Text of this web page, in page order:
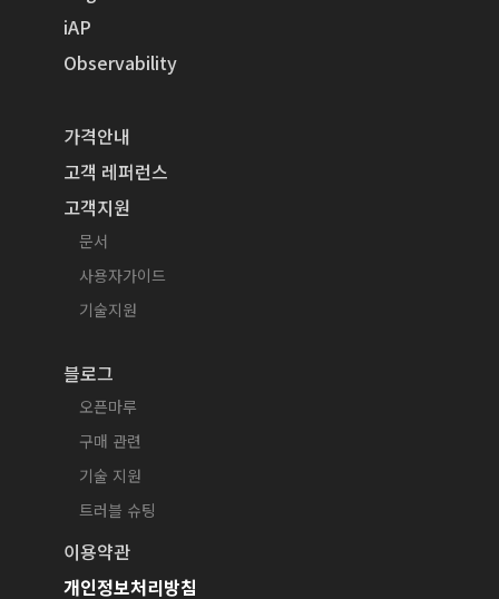
iAP
Observability
가격안내
고객 레퍼런스
고객지원
문서
사용자가이드
기술지원
블로그
오픈마루
구매 관련
기술 지원
트러블 슈팅
이용약관
개인정보처리방침